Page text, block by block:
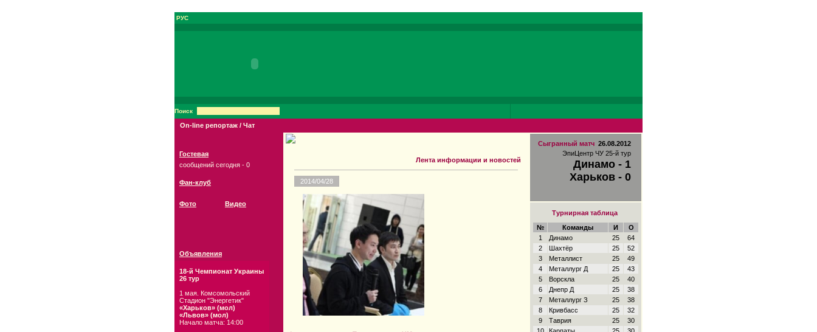
РУС
Поиск
On-line репортаж / Чат
Гостевая
сообщений сегодня - 0
Фан-клуб
Фото Видео
Объявления
18-й Чемпионат Украины
26 тур
1 мая. Комсомольский
Стадион "Энергетик"
«Харьков» (мол)
«Львов» (мол)
Начало матча: 14:00
Лента информации и новостей
2014/04/28
Сыгранный матч 26.08.2012
ЭпиЦентр ЧУ 25-й тур
Динамо - 1
Харьков - 0
Турнирная таблица
№ Команды И
О
1
Динамо 25
64
2
Шахтёр 25
52
3
Металлист 25
49
4
Металлург Д 25
43
5
Ворскла 25
40
6
Днепр Д 25
38
7
Металлург З 25
38
8
Кривбасс 25
32
9
Таврия 25
30